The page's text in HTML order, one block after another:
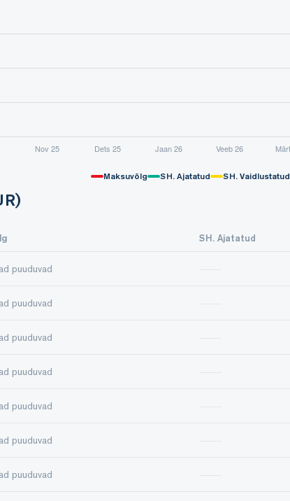
Maksuvõlg SH. Ajatatud SH. Vaidlustatud
SH. Ajatatud
puuduvad
puuduvad
puuduvad
puuduvad
puuduvad
puuduvad
puuduvad